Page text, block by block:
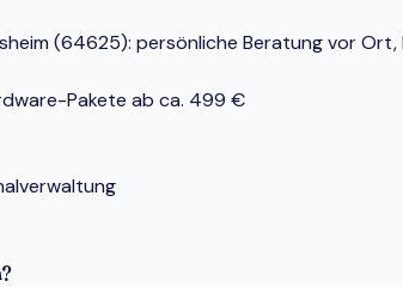
(64625): persönliche Beratung vor
Pakete ab ca. 499 €